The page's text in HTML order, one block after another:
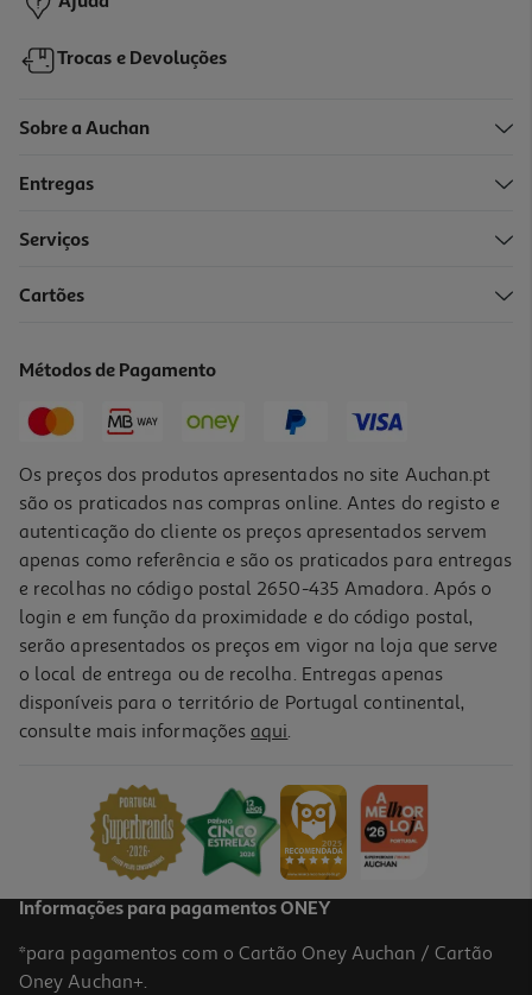
Molas Para Roupa Fapil Plástico Pack 12 Unidades
Trocas e Devoluções
Sobre a Auchan
Entregas
Serviços
Cartões
Métodos de Pagamento
Os preços dos produtos apresentados no site Auchan.pt
são os praticados nas compras online. Antes do registo e
autenticação do cliente os preços apresentados servem
apenas como referência e são os praticados para entregas
e recolhas no código postal 2650-435 Amadora. Após o
login e em função da proximidade e do código postal,
serão apresentados os preços em vigor na loja que serve
o local de entrega ou de recolha. Entregas apenas
disponíveis para o território de Portugal continental,
consulte mais informações aqui.
Informações para pagamentos ONEY
*para pagamentos com o Cartão Oney Auchan / Cartão
Oney Auchan+.